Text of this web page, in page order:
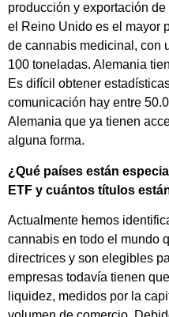
producción y exportación
el Reino Unido es el mayor
de cannabis medicinal, con
100 toneladas. Alemania
Es difícil obtener
comunicación hay entre
Alemania que ya tienen
alguna forma.
¿Qué países están
ETF y cuántos títulos
Actualmente hemos
cannabis en todo el mundo
directrices y son elegibles
empresas todavía tienen
liquidez, medidos por la